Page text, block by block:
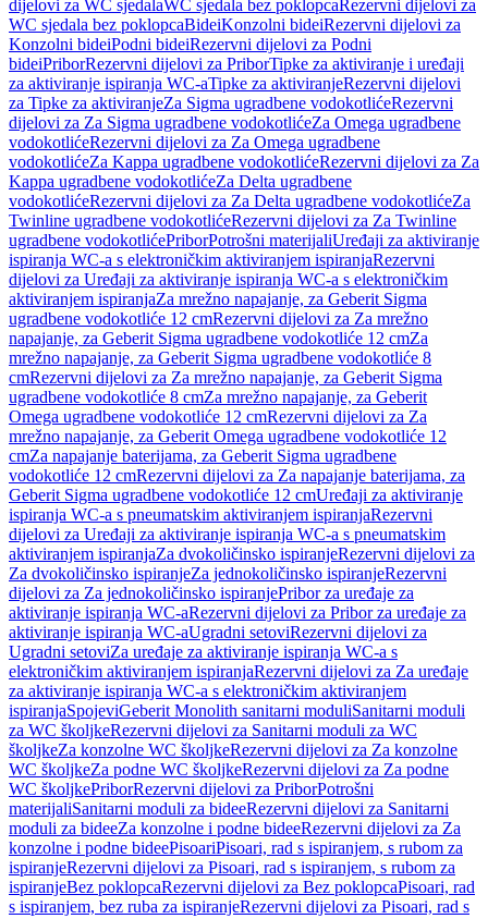
dijelovi za WC sjedalaWC sjedala bez poklopcaRezervni dijelovi za
WC sjedala bez poklopcaBideiKonzolni bideiRezervni dijelovi za
Konzolni bideiPodni bideiRezervni dijelovi za Podni
bideiPriborRezervni dijelovi za PriborTipke za aktiviranje i uređaji
za aktiviranje ispiranja WC-aTipke za aktiviranjeRezervni dijelovi
za Tipke za aktiviranjeZa Sigma ugradbene vodokotlićeRezervni
dijelovi za Za Sigma ugradbene vodokotlićeZa Omega ugradbene
vodokotlićeRezervni dijelovi za Za Omega ugradbene
vodokotlićeZa Kappa ugradbene vodokotlićeRezervni dijelovi za Za
Kappa ugradbene vodokotlićeZa Delta ugradbene
vodokotlićeRezervni dijelovi za Za Delta ugradbene vodokotlićeZa
Twinline ugradbene vodokotlićeRezervni dijelovi za Za Twinline
ugradbene vodokotlićePriborPotrošni materijaliUređaji za aktiviranje
ispiranja WC-a s elektroničkim aktiviranjem ispiranjaRezervni
dijelovi za Uređaji za aktiviranje ispiranja WC-a s elektroničkim
aktiviranjem ispiranjaZa mrežno napajanje, za Geberit Sigma
ugradbene vodokotliće 12 cmRezervni dijelovi za Za mrežno
napajanje, za Geberit Sigma ugradbene vodokotliće 12 cmZa
mrežno napajanje, za Geberit Sigma ugradbene vodokotliće 8
cmRezervni dijelovi za Za mrežno napajanje, za Geberit Sigma
ugradbene vodokotliće 8 cmZa mrežno napajanje, za Geberit
Omega ugradbene vodokotliće 12 cmRezervni dijelovi za Za
mrežno napajanje, za Geberit Omega ugradbene vodokotliće 12
cmZa napajanje baterijama, za Geberit Sigma ugradbene
vodokotliće 12 cmRezervni dijelovi za Za napajanje baterijama, za
Geberit Sigma ugradbene vodokotliće 12 cmUređaji za aktiviranje
ispiranja WC-a s pneumatskim aktiviranjem ispiranjaRezervni
dijelovi za Uređaji za aktiviranje ispiranja WC-a s pneumatskim
aktiviranjem ispiranjaZa dvokoličinsko ispiranjeRezervni dijelovi za
Za dvokoličinsko ispiranjeZa jednokoličinsko ispiranjeRezervni
dijelovi za Za jednokoličinsko ispiranjePribor za uređaje za
aktiviranje ispiranja WC-aRezervni dijelovi za Pribor za uređaje za
aktiviranje ispiranja WC-aUgradni setoviRezervni dijelovi za
Ugradni setoviZa uređaje za aktiviranje ispiranja WC-a s
elektroničkim aktiviranjem ispiranjaRezervni dijelovi za Za uređaje
za aktiviranje ispiranja WC-a s elektroničkim aktiviranjem
ispiranjaSpojeviGeberit Monolith sanitarni moduliSanitarni moduli
za WC školjkeRezervni dijelovi za Sanitarni moduli za WC
školjkeZa konzolne WC školjkeRezervni dijelovi za Za konzolne
WC školjkeZa podne WC školjkeRezervni dijelovi za Za podne
WC školjkePriborRezervni dijelovi za PriborPotrošni
materijaliSanitarni moduli za bideeRezervni dijelovi za Sanitarni
moduli za bideeZa konzolne i podne bideeRezervni dijelovi za Za
konzolne i podne bideePisoariPisoari, rad s ispiranjem, s rubom za
ispiranjeRezervni dijelovi za Pisoari, rad s ispiranjem, s rubom za
ispiranjeBez poklopcaRezervni dijelovi za Bez poklopcaPisoari, rad
s ispiranjem, bez ruba za ispiranjeRezervni dijelovi za Pisoari, rad s